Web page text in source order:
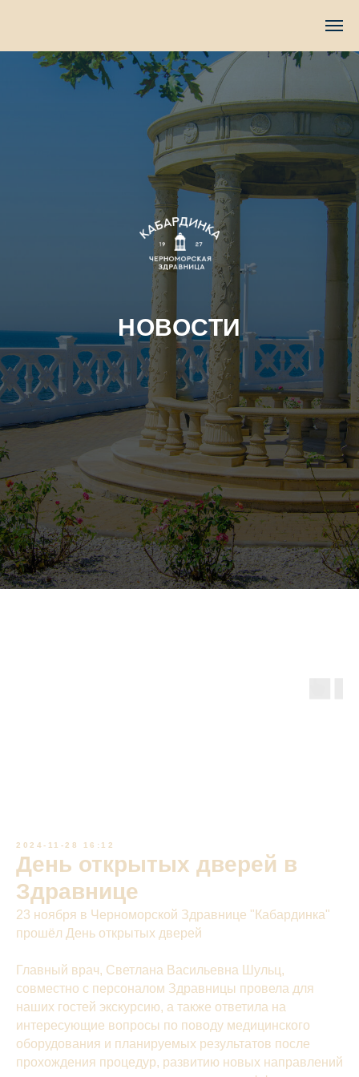
НОВОСТИ
2024-11-28 16:12
День открытых дверей в
Здравнице
23 ноября в Черноморской Здравнице "Кабардинка"
прошёл День открытых дверей
Главный врач, Светлана Васильевна Шульц,
совместно с персоналом Здравницы провела для
наших гостей экскурсию, а также ответила на
интересующие вопросы по поводу медицинского
оборудования и планируемых результатов после
прохождения процедур, развитию новых направлений